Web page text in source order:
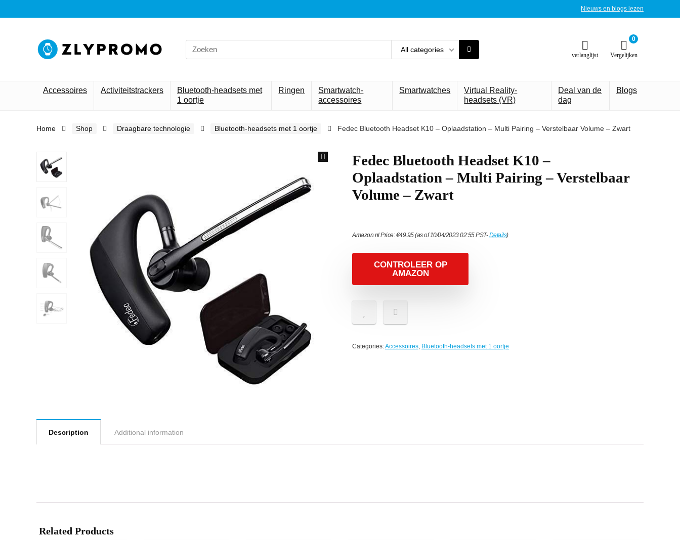
Nieuws en blogs lezen
Search
for:
All categories
verlanglijst
0
Vergelijken
Accessoires Activiteitstrackers
Bluetooth-headsets met
1 oortje
Ringen
Smartwatch-
accessoires
Smartwatches
Virtual Reality-
headsets (VR)
Deal van de
dag
Blogs
Home Shop Draagbare technologie Bluetooth-headsets met 1 oortje Fedec Bluetooth Headset K10 – Oplaadstation – Multi Pairing – Verstelbaar Volume – Zwart
Fedec Bluetooth Headset K10 –
Oplaadstation – Multi Pairing – Verstelbaar
Volume – Zwart
Amazon.nl Price:€49.95(as of 10/04/2023 02:55 PST-Details)
CONTROLEER OP
AMAZON
Categories:Accessoires, Bluetooth-headsets met 1 oortje
Description Additional information
Related Products